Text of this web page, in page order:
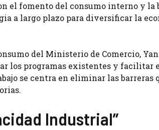
el fomento del consumo interno y la
a largo plazo para diversificar la
del Ministerio de Comercio,
los programas existentes y facilitar
se centra en eliminar las
Industrial”